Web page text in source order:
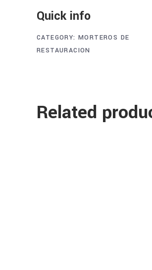
Quick info
CATEGORY:MORTEROS DE
RESTAURACION
Related